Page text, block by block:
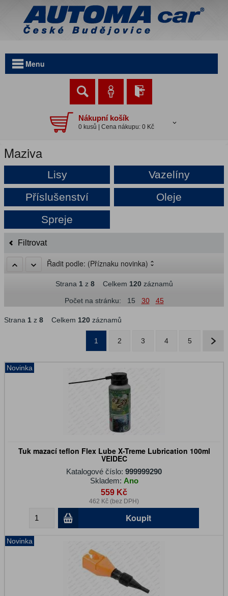
Menu
Nákupní košík
0 kusů | Cena nákupu: 0 Kč
Maziva
Lisy
Vazelíny
Příslušenství
Oleje
Spreje
Filtrovat
Řadit podle: (Příznaku novinka)
Strana 1z 8Celkem 120záznamů
Počet na stránku: 15 30 45
Strana 1 z 8 Celkem 120 záznamů
1 2 3 4 5
Novinka
Tuk mazací teflon Flex Lube X-Treme Lubrication 100ml
VEIDEC
Katalogové číslo: 999999290
Skladem: Ano
559 Kč
462 Kč (bez DPH)
Koupit
Novinka